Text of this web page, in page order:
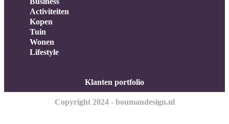
Activiteiten
Kopen
Tuin
Wonen
Lifestyle
Klanten portfolio
Copyright 2024 - boumandesign.nl